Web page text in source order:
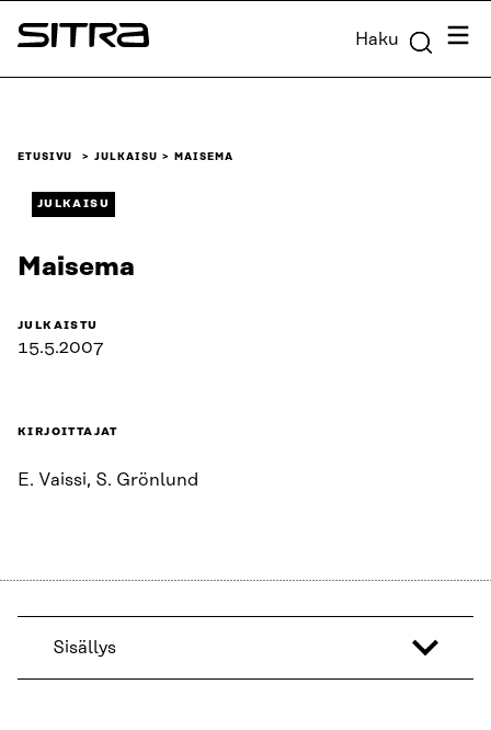
Siirry
suoraan
Sitra Haku
ETUSIVU JULKAISU MAISEMA
JULKAISU
Maisema
JULKAISTU
15.5.2007
KIRJOITTAJAT
E. Vaissi, S. Grönlund
Sisällys